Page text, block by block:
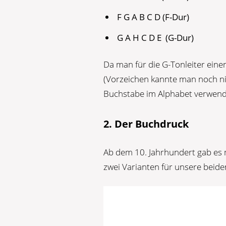
F G A B C D (F-Dur)
G A H C D E (G-Dur)
Da man für die G-Tonleiter
(Vorzeichen kannte man noch
Buchstabe im Alphabet
2. Der Buchdruck
Ab dem 10. Jahrhundert gab
zwei Varianten für unsere